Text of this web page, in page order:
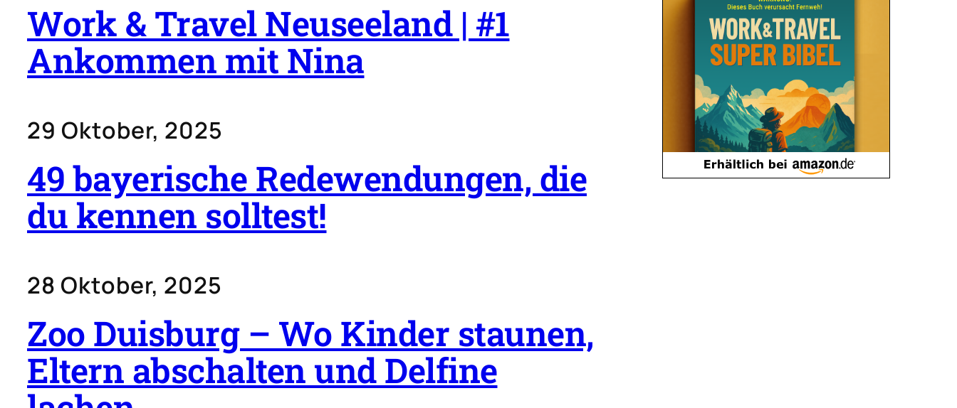
Work & Travel Neuseeland | #1
Ankommen mit Nina
29 Oktober, 2025
49 bayerische Redewendungen, die
du kennen solltest!
28 Oktober, 2025
Zoo Duisburg – Wo Kinder staunen,
Eltern abschalten und Delfine